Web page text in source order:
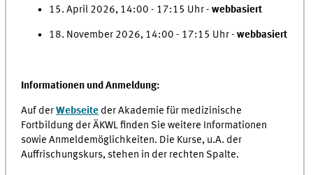
15. April 2026, 14:00 - 17:15 Uhr -webbasiert
18. November 2026, 14:00 - 17:15 Uhr -webbasiert
Informationen und Anmeldung:
Auf derWebseite der Akademie für medizinische
Fortbildung der ÄKWL finden Sie weitere Informationen
sowie Anmeldemöglichkeiten. Die Kurse, u.A. der
Auffrischungskurs, stehen in der rechten Spalte.